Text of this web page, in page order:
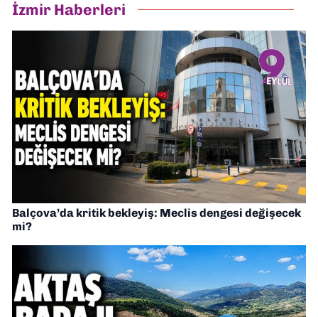
İzmir Haberleri
Balçova’da kritik bekleyiş: Meclis dengesi değişecek
mi?